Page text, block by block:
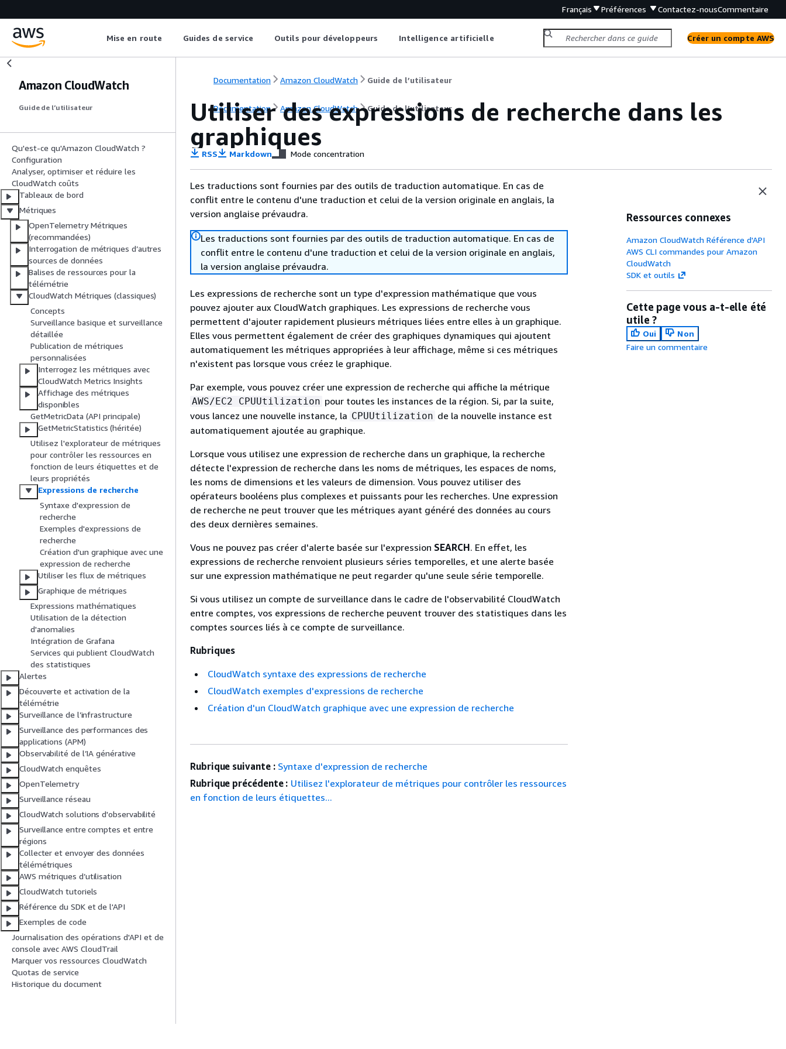
Français Préférences Contactez-nousCommentaire
Mise en route Guides de service Outils pour développeurs Intelligence artificielle Créer un compte AWS
Amazon CloudWatch
Guide de l’utilisateur
Qu'est-ce qu'Amazon CloudWatch ?
Configuration
Analyser, optimiser et réduire les
CloudWatch coûts
Tableaux de bord
Métriques
OpenTelemetry Métriques
(recommandées)
Interrogation de métriques d’autres
sources de données
Balises de ressources pour la
télémétrie
CloudWatch Métriques (classiques)
Concepts
Surveillance basique et surveillance
détaillée
Publication de métriques
personnalisées
Interrogez les métriques avec
CloudWatch Metrics Insights
Affichage des métriques
disponibles
GetMetricData (API principale)
GetMetricStatistics (héritée)
Utilisez l'explorateur de métriques
pour contrôler les ressources en
fonction de leurs étiquettes et de
leurs propriétés
Expressions de recherche
Syntaxe d'expression de
recherche
Exemples d'expressions de
recherche
Création d'un graphique avec une
expression de recherche
Utiliser les flux de métriques
Graphique de métriques
Expressions mathématiques
Utilisation de la détection
d'anomalies
Intégration de Grafana
Services qui publient CloudWatch
des statistiques
Alertes
Découverte et activation de la
télémétrie
Surveillance de l’infrastructure
Surveillance des performances des
applications (APM)
Observabilité de l’IA générative
CloudWatch enquêtes
OpenTelemetry
Surveillance réseau
CloudWatch solutions d'observabilité
Surveillance entre comptes et entre
régions
Collecter et envoyer des données
télémétriques
AWS métriques d’utilisation
CloudWatch tutoriels
Référence du SDK et de l'API
Exemples de code
Journalisation des opérations d'API et de
console avec AWS CloudTrail
Marquer vos ressources CloudWatch
Quotas de service
Historique du document
Documentation Amazon CloudWatch Guide de l’utilisateur
Documentation Amazon CloudWatch Guide de l’utilisateur
Utiliser des expressions de recherche dans les
graphiques
RSS Markdown Mode concentration
Les traductions sont fournies par des outils de traduction automatique. En cas de
conflit entre le contenu d'une traduction et celui de la version originale en anglais, la
version anglaise prévaudra.
Les traductions sont fournies par des outils de traduction automatique. En cas de
conflit entre le contenu d'une traduction et celui de la version originale en anglais,
la version anglaise prévaudra.
Les expressions de recherche sont un type d'expression mathématique que vous
pouvez ajouter aux CloudWatch graphiques. Les expressions de recherche vous
permettent d'ajouter rapidement plusieurs métriques liées entre elles à un graphique.
Elles vous permettent également de créer des graphiques dynamiques qui ajoutent
automatiquement les métriques appropriées à leur affichage, même si ces métriques
n'existent pas lorsque vous créez le graphique.
Par exemple, vous pouvez créer une expression de recherche qui affiche la métrique
AWS/EC2 CPUUtilization pour toutes les instances de la région. Si, par la suite,
vous lancez une nouvelle instance, la CPUUtilization de la nouvelle instance est
automatiquement ajoutée au graphique.
Lorsque vous utilisez une expression de recherche dans un graphique, la recherche
détecte l'expression de recherche dans les noms de métriques, les espaces de noms,
les noms de dimensions et les valeurs de dimension. Vous pouvez utiliser des
opérateurs booléens plus complexes et puissants pour les recherches. Une expression
de recherche ne peut trouver que les métriques ayant généré des données au cours
des deux dernières semaines.
Vous ne pouvez pas créer d'alerte basée sur l'expression SEARCH. En effet, les
expressions de recherche renvoient plusieurs séries temporelles, et une alerte basée
sur une expression mathématique ne peut regarder qu'une seule série temporelle.
Si vous utilisez un compte de surveillance dans le cadre de l'observabilité CloudWatch
entre comptes, vos expressions de recherche peuvent trouver des statistiques dans les
comptes sources liés à ce compte de surveillance.
Rubriques
CloudWatch syntaxe des expressions de recherche
CloudWatch exemples d'expressions de recherche
Création d'un CloudWatch graphique avec une expression de recherche
Ressources connexes
Amazon CloudWatch Référence d'API
AWS CLI commandes pour Amazon
CloudWatch
SDK et outils
Cette page vous a-t-elle été
utile ?
Oui
Non
Faire un commentaire
Rubrique suivante : Syntaxe d'expression de recherche
Rubrique précédente : Utilisez l'explorateur de métriques pour contrôler les ressources
en fonction de leurs étiquettes...